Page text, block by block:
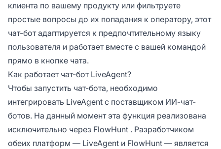
клиента по вашему продукту или фильтруете
простые вопросы до их попадания к оператору, этот
чат-бот адаптируется к предпочтительному языку
пользователя и работает вместе с вашей командой
прямо в кнопке чата.
Как работает чат-бот LiveAgent?
Чтобы запустить чат-бота, необходимо
интегрировать LiveAgent с поставщиком ИИ-чат-
ботов. На данный момент эта функция реализована
исключительно через FlowHunt . Разработчиком
обеих платформ — LiveAgent и FlowHunt — является